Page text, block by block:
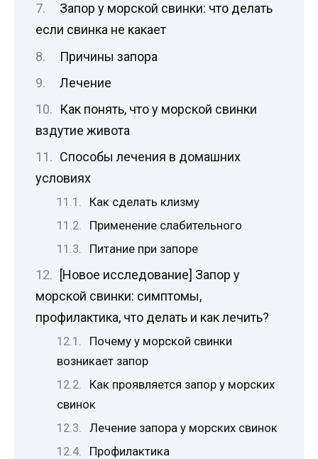
Запор у морской свинки: что делать
если свинка не какает
Причины запора
Лечение
Как понять, что у морской свинки
вздутие живота
Способы лечения в домашних
условиях
Как сделать клизму
Применение слабительного
Питание при запоре
[Новое исследование] Запор у
морской свинки: симптомы,
профилактика, что делать и как лечить?
Почему у морской свинки
возникает запор
Как проявляется запор у морских
свинок
Лечение запора у морских свинок
Профилактика